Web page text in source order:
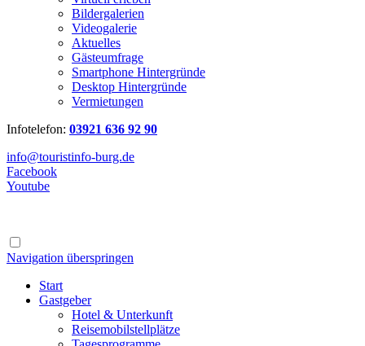
Bildergalerien
Videogalerie
Aktuelles
Gästeumfrage
Smartphone Hintergründe
Desktop Hintergründe
Vermietungen
Infotelefon: 03921 636 92 90
info@touristinfo-burg.de
Facebook
Youtube
Navigation überspringen
Start
Gastgeber
Hotel & Unterkunft
Reisemobilstellplätze